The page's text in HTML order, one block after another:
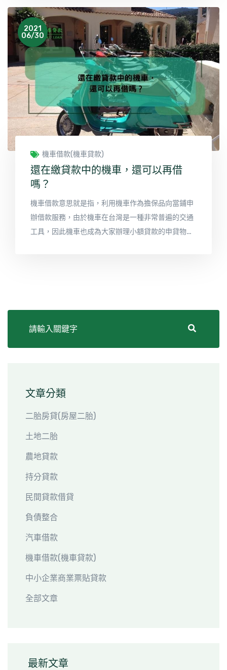
車貸款利率較銀行高，但是門檻低審核條件寬鬆，且
貸款的額度較高。
2021
06/30
機車借款(機車貸款)
還在繳貸款中的機車，還可以再借
嗎？
機車借款意思就是指，利用機車作為擔保品向當鋪申
辦借款服務，由於機車在台灣是一種非常普遍的交通
工具，因此機車也成為大家辦理小額貸款的申貸物
文章分類
二胎房貸(房屋二胎)
土地二胎
農地貸款
持分貸款
民間貸款借貸
負債整合
汽車借款
機車借款(機車貸款)
中小企業商業票貼貸款
全部文章
最新文章